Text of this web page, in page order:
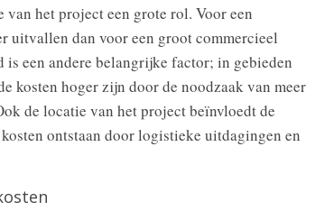
het project een grote rol. Voor een
uitvallen dan voor een groot commercieel
een andere belangrijke factor; in gebieden
kosten hoger zijn door de noodzaak van meer
de locatie van het project beïnvloedt de
ontstaan door logistieke uitdagingen en